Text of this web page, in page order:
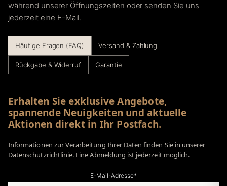
während unserer Öffnungszeiten oder senden Sie uns
jederzeit eine E-Mail.
Häufige Fragen (FAQ) Versand & Zahlung
Rückgabe & Widerruf Garantie
Erhalten Sie exklusive Angebote,
spannende Neuigkeiten und aktuelle
Aktionen direkt in Ihr Postfach.
Informationen zur Verarbeitung Ihrer Daten finden Sie in unserer
Datenschutzrichtlinie. Eine Abmeldung ist jederzeit möglich.
E-Mail-Adresse*